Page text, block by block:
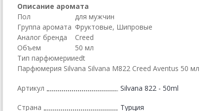
Описание аромата
Пол
для мужчин
Группа аромата Фруктовые, Шипровые
Аналог бренда
Creed
Объем
50 мл
Тип парфюмерииedt
Парфюмерия Silvana Silvana M822 Creed Aventus 50 мл
Артикул Silvana 822 - 50ml
Страна Турция